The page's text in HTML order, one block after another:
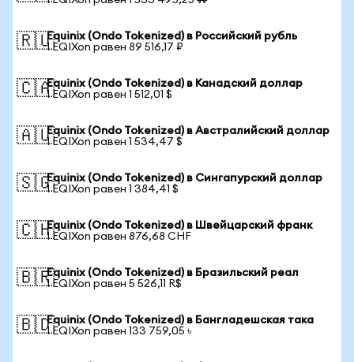
🇷🇺Equinix (Ondo Tokenized) в Российский рубль
1 EQIXon равен 89 516,17 ₽
🇨🇦Equinix (Ondo Tokenized) в Канадский доллар
1 EQIXon равен 1 512,01 $
🇦🇺Equinix (Ondo Tokenized) в Австралийский доллар
1 EQIXon равен 1 534,47 $
🇸🇬Equinix (Ondo Tokenized) в Сингапурский доллар
1 EQIXon равен 1 384,41 $
🇨🇭Equinix (Ondo Tokenized) в Швейцарский франк
1 EQIXon равен 876,68 CHF
🇧🇷Equinix (Ondo Tokenized) в Бразильский реал
1 EQIXon равен 5 526,11 R$
🇧🇩Equinix (Ondo Tokenized) в Бангладешская така
1 EQIXon равен 133 759,05 ৳